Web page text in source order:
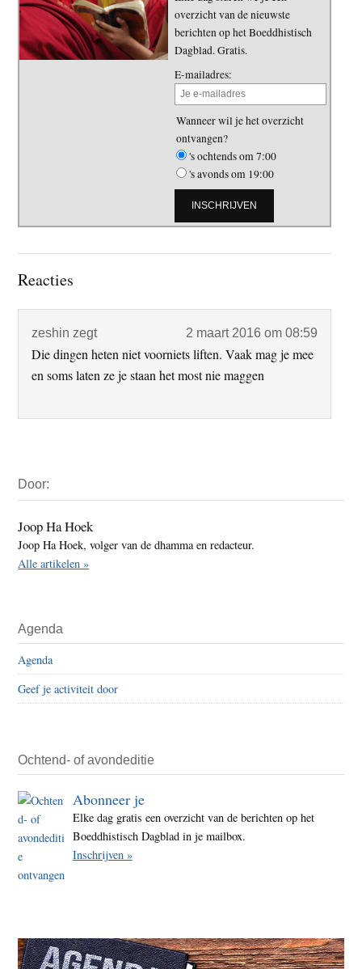
overzicht van de nieuwste
berichten op het Boeddhistisch
Dagblad. Gratis.
E-mailadres:
Wanneer wil je het overzicht
ontvangen?
's ochtends om 7:00
's avonds om 19:00
Lees
Reacties
zeshin zegt 2 maart 2016 om 08:59
Die dingen heten niet voorniets liften. Vaak mag je mee
en soms laten ze je staan het most nie maggen
Sidebar
Door:
Joop Ha Hoek
Joop Ha Hoek, volger van de dhamma en redacteur.
Alle artikelen »
Agenda
Agenda
Geef je activiteit door
Ochtend- of avondeditie
Abonneer je
Elke dag gratis een overzicht van de berichten op het
Boeddhistisch Dagblad in je mailbox.
Inschrijven »